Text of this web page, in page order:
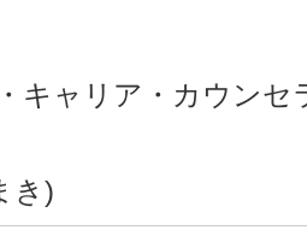
キャリア・カウンセ
き)